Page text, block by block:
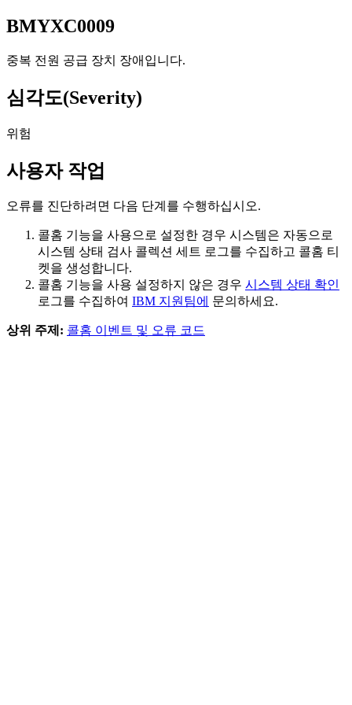
BMYXC0009
중복 전원 공급 장치 장애입니다.
심각도(Severity)
위험
사용자 작업
오류를 진단하려면 다음 단계를 수행하십시오.
콜홈 기능을 사용으로 설정한 경우 시스템은 자동으로
시스템 상태 검사 콜렉션 세트 로그를 수집하고 콜홈 티
켓을 생성합니다.
콜홈 기능을 사용 설정하지 않은 경우 시스템 상태 확인
로그를 수집하여 IBM 지원팀에 문의하세요.
상위 주제: 콜홈 이벤트 및 오류 코드